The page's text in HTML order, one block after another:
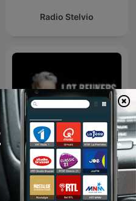
Radio Stelvio
Lot Beukers - de podcast
zonder bullshit!